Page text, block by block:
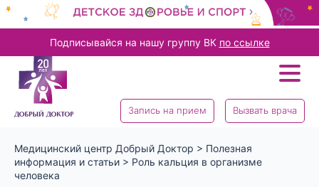
Подписывайся на нашу группу ВК по ссылке
Запись на прием Вызвать врача
Медицинский центр Добрый Доктор > Полезная
информация и статьи > Роль кальция в организме
человека